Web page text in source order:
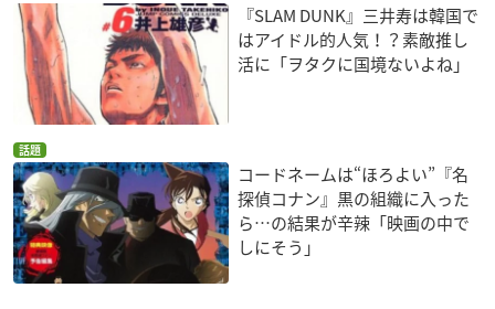
『SLAM DUNK』三井寿は韓国で
はアイドル的人気！？素敵推し
活に「ヲタクに国境ないよね」
話題
コードネームは“ほろよい”『名
探偵コナン』黒の組織に入った
ら…の結果が辛辣「映画の中で
しにそう」